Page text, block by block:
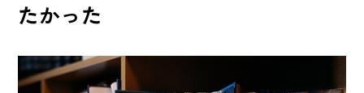
たかった